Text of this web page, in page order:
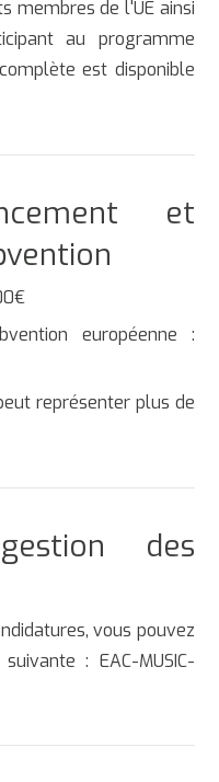
membres de l'UE ainsi
au programme
est disponible
et
européenne :
représenter plus de
des
vous pouvez
: EAC-MUSIC-